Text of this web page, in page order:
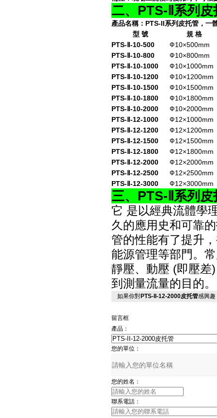
二、 PTS- 系列
產品名稱：PTS-II系列皮托管，一
型 號
規 格
PTS-Ⅱ-10-500
Ф10×500mm
PTS-Ⅱ-10-800
Ф10×800mm
PTS-Ⅱ-10-1000
Ф10×1000mm
PTS-Ⅱ-10-1200
Ф10×1200mm
PTS-Ⅱ-10-1500
Ф10×1500mm
PTS-Ⅱ-10-1800
Ф10×1800mm
PTS-Ⅱ-10-2000
Ф10×2000mm
PTS-Ⅱ-12-1000
Ф12×1000mm
PTS-Ⅱ-12-1200
Ф12×1200mm
PTS-Ⅱ-12-1500
Ф12×1500mm
PTS-Ⅱ-12-1800
Ф12×1800mm
PTS-Ⅱ-12-2000
Ф12×2000mm
PTS-Ⅱ-12-2500
Ф12×2500mm
PTS-Ⅱ-12-3000 Ф12×3000mm
三、 PTS- 系列皮
它 是以經典流體學
久的應用史和可靠
管的性能有了提升
能源管理等部門。
靜壓、動壓 (即壓差
到測量流量的目的。
如果你對PTS-II-12-2000皮托管感興趣
留言框
產品：
您的單位：
您的姓名：
聯系電話：